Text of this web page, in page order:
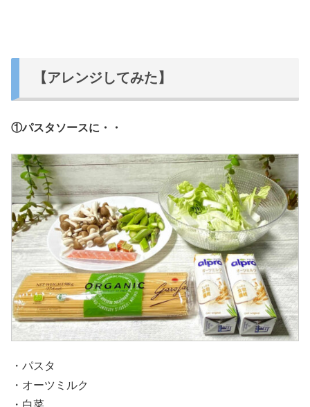
【アレンジしてみた】
①パスタソースに・・
・パスタ
・オーツミルク